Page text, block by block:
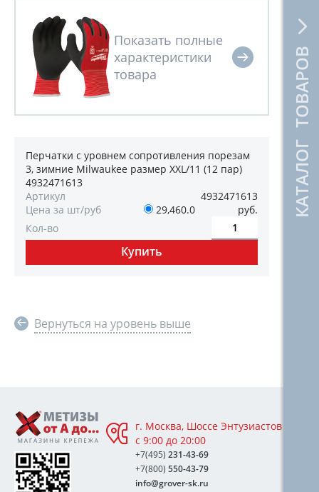
КАТАЛОГ ТОВАРОВ
Перчатки с уровнем сопротивления порезам
3, зимние Milwaukee размер XXL/11 (12 пар)
4932471613
Артикул
4932471613
Цена за шт/руб
29,460.0
руб.
Кол-во
Вернуться на уровень выше
г. Москва, Шоссе Энтузиастов 76А,
с 9:00 до 20:00
+7(495) 231-43-69
+7(800) 550-43-79
info@grover-sk.ru